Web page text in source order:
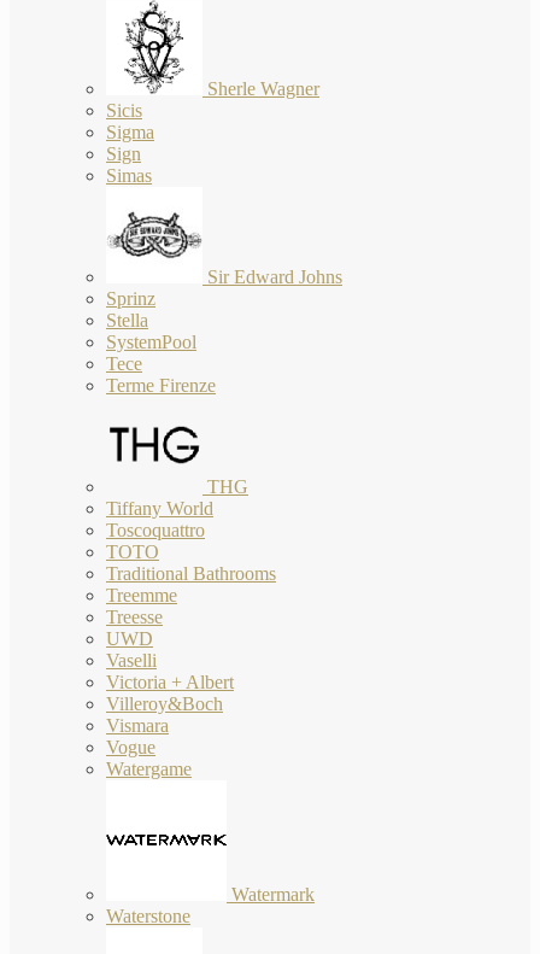
Sherle Wagner
Sicis
Sigma
Sign
Simas
Sir Edward Johns
Sprinz
Stella
SystemPool
Tece
Terme Firenze
THG
Tiffany World
Toscoquattro
TOTO
Traditional Bathrooms
Treemme
Treesse
UWD
Vaselli
Victoria + Albert
Villeroy&Boch
Vismara
Vogue
Watergame
Watermark
Waterstone